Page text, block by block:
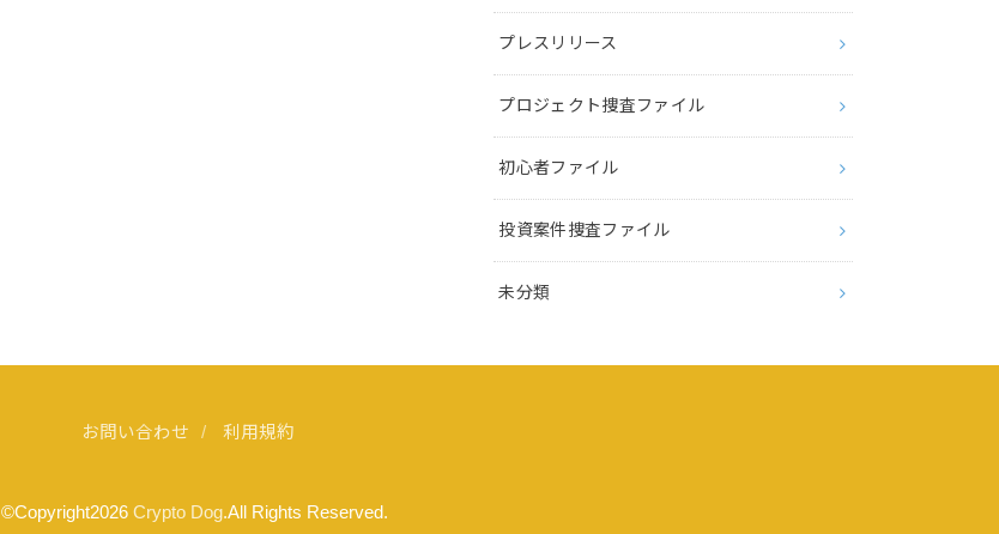
プレスリリース
プロジェクト捜査ファイル
初心者ファイル
投資案件捜査ファイル
未分類
お問い合わせ 利用規約
©Copyright2026 Crypto Dog.All Rights Reserved.